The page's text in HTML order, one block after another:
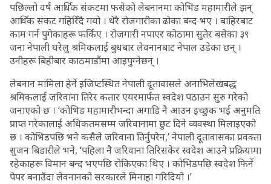
पछिल्लो वर्ष आर्थिक संकटमा फसेको लेबनानमा कोभिड महामारीले झन्
आर्थिक संकट गहिरिँदै गयो । धेरै रोजगारीका ढोका बन्द भए । बाहिरबाट
काम गर्न पुगेकाहरू फर्किए । रोजगारी नपाएर कोठामा सुतेर बसेका ३९
जना नेपाली घरेलु श्रमिकलाई बुधबार लेवनानबाट नेपाल उडेका छन् ।
उनीहरू बिहीबार काठमाडौंमा आइपुग्नेछन् ।
लेबनान मामिला हेर्ने इजिप्टस्थित नेपाली दूतावासले अनाभिलेखबद्ध
श्रमिकलाई जरिवाना तिरेर कतार एयरमार्फत स्वदेश पठाउन सुरु गरेको
जनाएको छ । ‘कोभिड महामारीभन्दा अगाडि नै आउन इच्छुक भई अनुमति
प्राप्त गरेकालाई अधिकतमसम्म जरिवानामा छुट दिने व्यवस्था मिलाइएको
छ । कोभिडपछि भने कसैले जरिवाना तिर्नुपरेन,’ नेपाली दूतावासका प्रवक्ता
सुजन बिडारीले भने, ‘पहिला नै जरिवाना तिरिसकेर स्वदेश आउने प्रक्रियामा
रहेकाहरू विमान बन्द भएपछि रोकिएका थिए । कोभिडपछि स्वदेश फिर्ने
पेपर बनाउँदा लेवनानको सरकारले मिनाहा गरिदियो ।’